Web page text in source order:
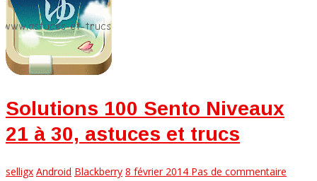
Solutions 100 Sento Niveaux
21 à 30, astuces et trucs
selligx Android Blackberry 8 février 2014 Pas de commentaire